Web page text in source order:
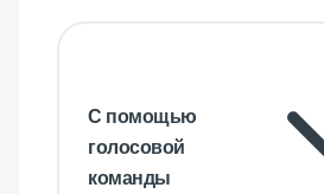
С помощью
голосовой
команды